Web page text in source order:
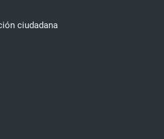
ciudadana